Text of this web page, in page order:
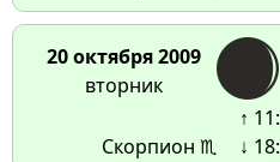
20 октября 2009
вторник
Скорпион ♏
↑
↓